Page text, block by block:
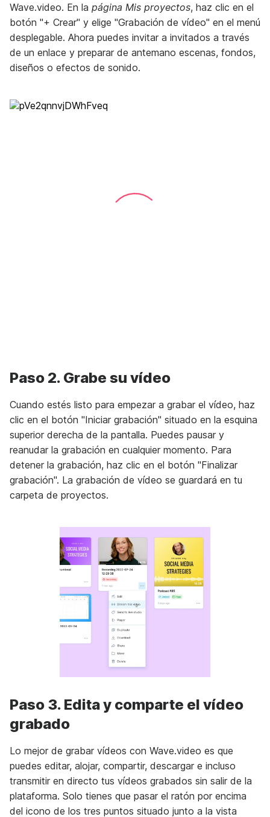
Wave.video. En la página Mis proyectos, haz clic en el
botón "+ Crear" y elige "Grabación de vídeo" en el menú
desplegable. Ahora puedes invitar a invitados a través
de un enlace y preparar de antemano escenas, fondos,
diseños o efectos de sonido.
Paso 2. Grabe su vídeo
Cuando estés listo para empezar a grabar el vídeo, haz
clic en el botón "Iniciar grabación" situado en la esquina
superior derecha de la pantalla. Puedes pausar y
reanudar la grabación en cualquier momento. Para
detener la grabación, haz clic en el botón "Finalizar
grabación". La grabación de vídeo se guardará en tu
carpeta de proyectos.
Paso 3. Edita y comparte el vídeo
grabado
Lo mejor de grabar vídeos con Wave.video es que
puedes editar, alojar, compartir, descargar e incluso
transmitir en directo tus vídeos grabados sin salir de la
plataforma. Solo tienes que pasar el ratón por encima
del icono de los tres puntos situado junto a la vista